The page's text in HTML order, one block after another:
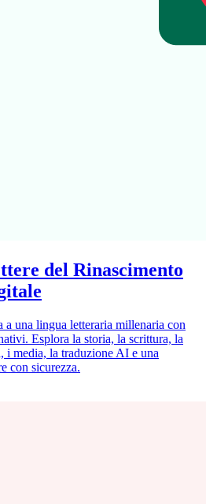
del Rinascimento
a una lingua letteraria millenaria con
Esplora la storia, la scrittura, la
i media, la traduzione AI e una
con sicurezza.